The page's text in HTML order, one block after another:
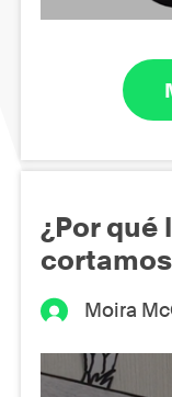
¿Por qué
Moira